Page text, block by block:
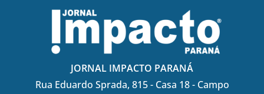
JORNAL IMPACTO PARANÁ
Rua Eduardo Sprada, 815 - Casa 18 - Campo